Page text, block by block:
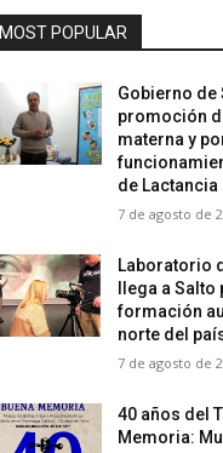
MOST POPULAR
Gobierno de
promoción
materna y
de Lactancia
7 de agosto de
Laboratorio
llega a
formación
norte del
7 de agosto de
40 años del
Memoria: